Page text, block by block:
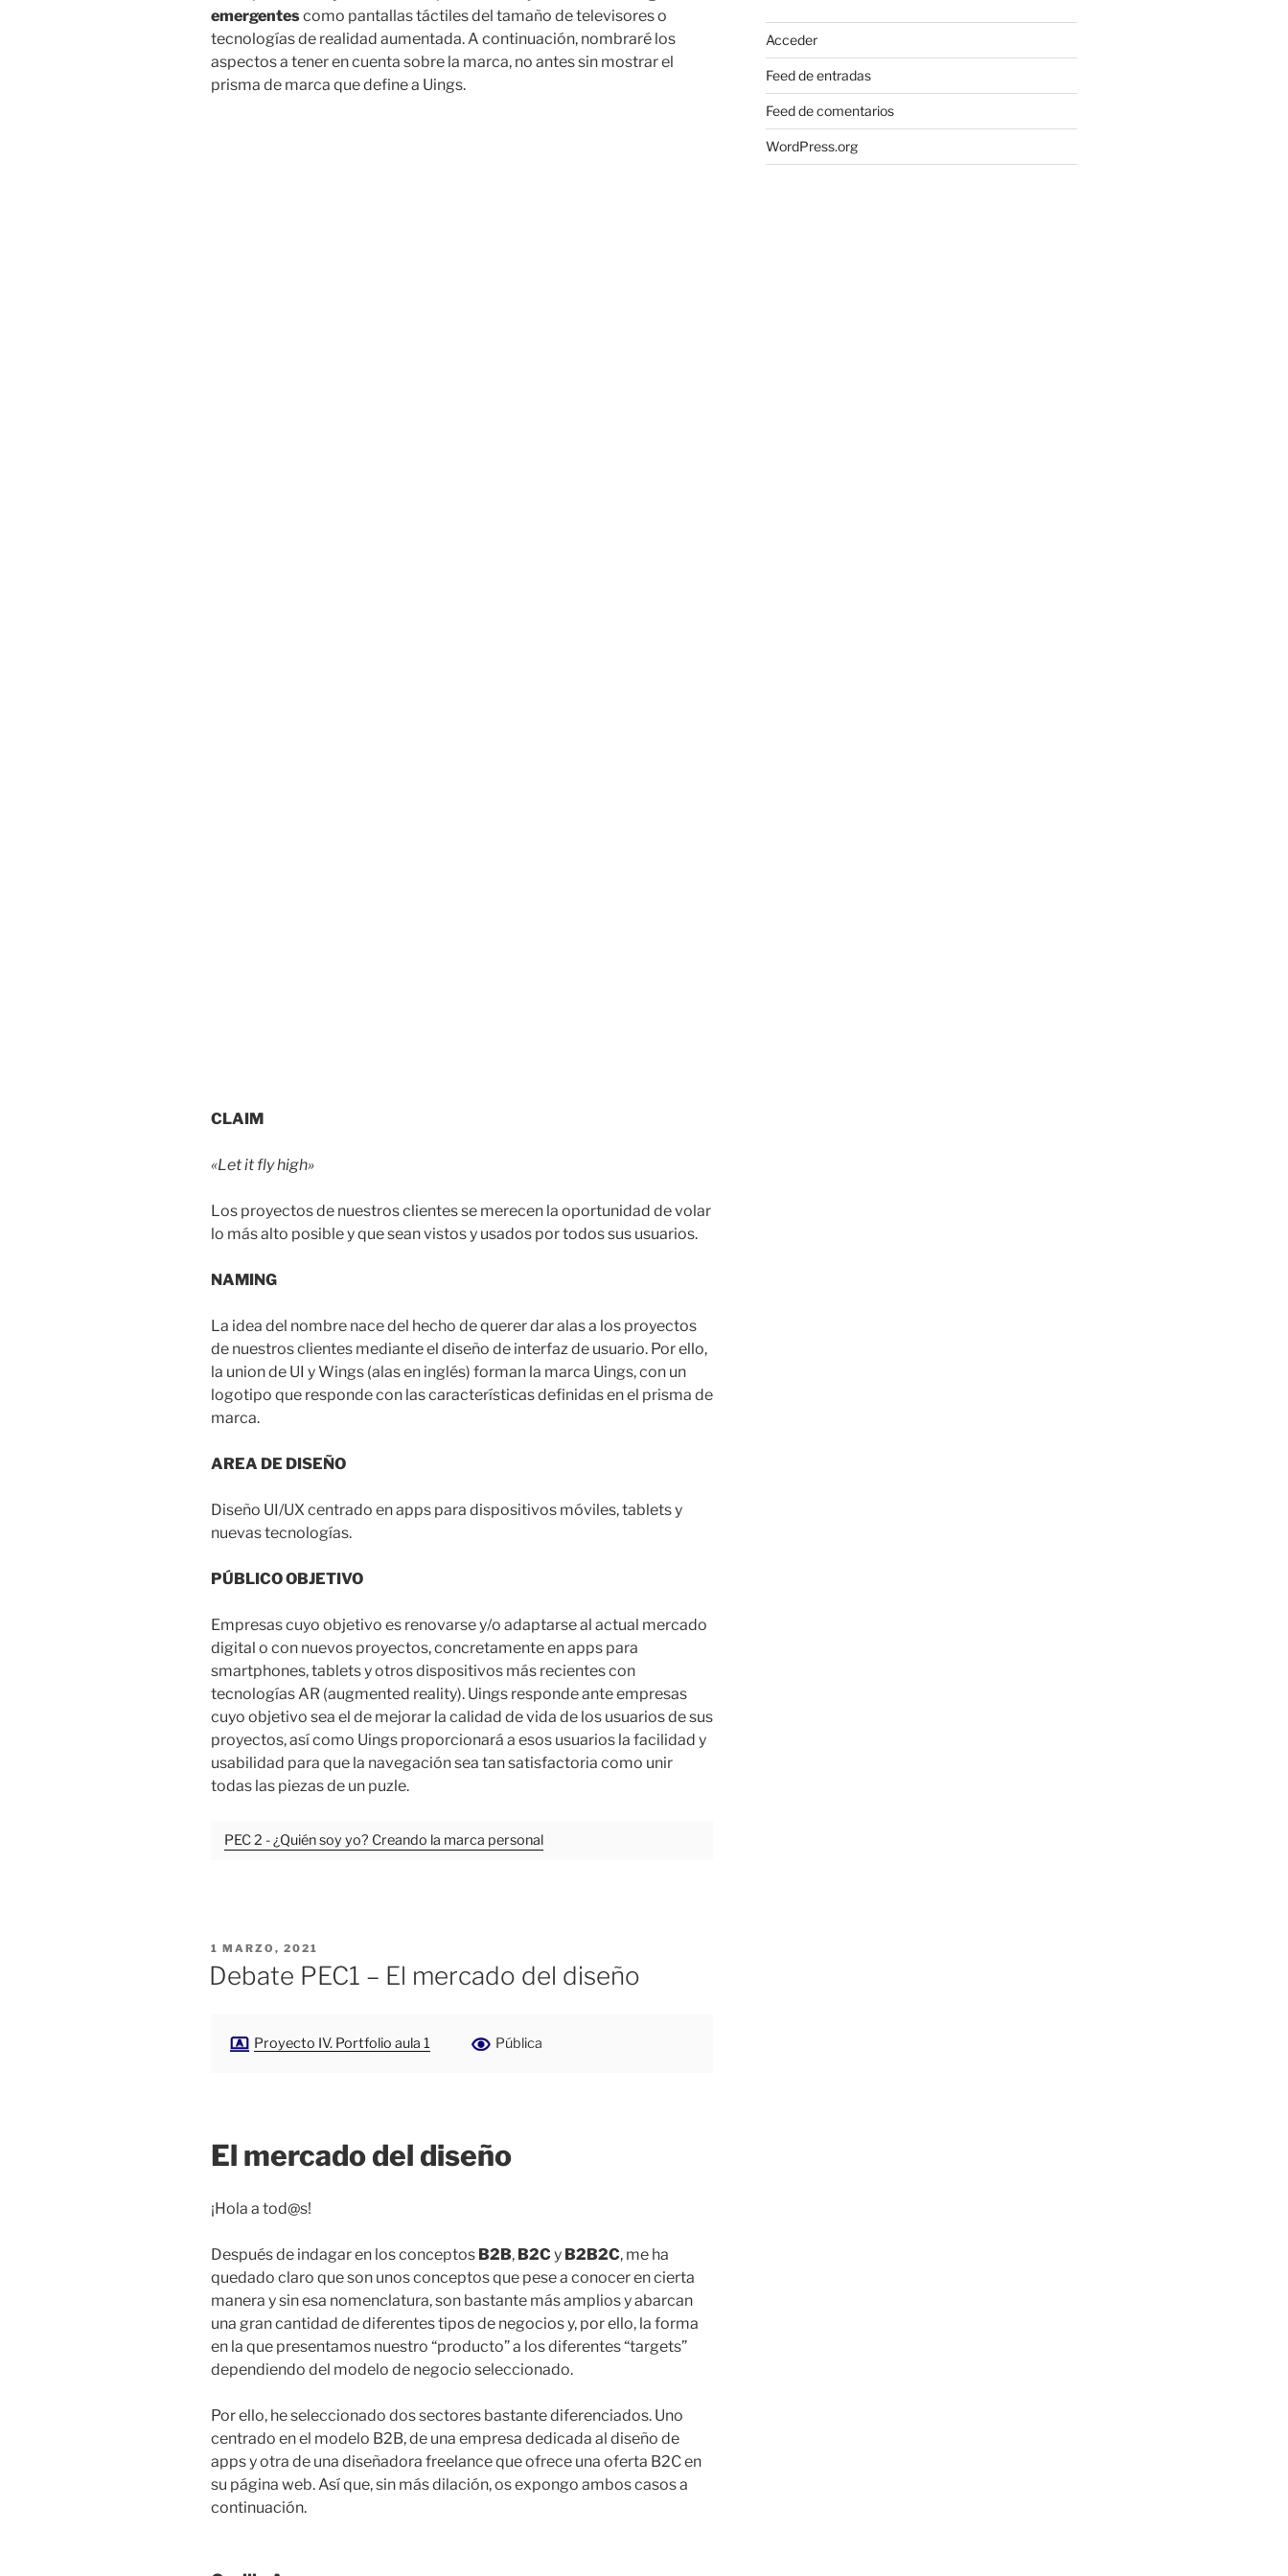
emergentescomo pantallas táctiles del tamaño de televisores o
tecnologías de realidad aumentada. A continuación, nombraré los
aspectos a tener en cuenta sobre la marca, no antes sin mostrar el
prisma de marca que define a Uings.
CLAIM
«Let it fly high»
Los proyectos de nuestros clientes se merecen la oportunidad de volar
lo más alto posible y que sean vistos y usados por todos sus usuarios.
NAMING
La idea del nombre nace del hecho de querer dar alas a los proyectos
de nuestros clientes mediante el diseño de interfaz de usuario. Por ello,
la union de UI y Wings (alas en inglés) forman la marca Uings, con un
logotipo que responde con las características definidas en el prisma de
marca.
AREA DE DISEÑO
Diseño UI/UX centrado en apps para dispositivos móviles, tablets y
nuevas tecnologías.
PÚBLICO OBJETIVO
Empresas cuyo objetivo es renovarse y/o adaptarse al actual mercado
digital o con nuevos proyectos, concretamente en apps para
smartphones, tablets y otros dispositivos más recientes con
tecnologías AR (augmented reality). Uings responde ante empresas
cuyo objetivo sea el de mejorar la calidad de vida de los usuarios de sus
proyectos, así como Uings proporcionará a esos usuarios la facilidad y
usabilidad para que la navegación sea tan satisfactoria como unir
todas las piezas de un puzle.
PEC 2 - ¿Quién soy yo? Creando la marca personal
PUBLICADO
1 MARZO, 2021
Debate PEC1 – El mercado del diseño
Proyecto IV. Portfolio aula 1 Pública
El mercado del diseño
¡Hola a tod@s!
Después de indagar en los conceptos B2B, B2Cy B2B2C, me ha
quedado claro que son unos conceptos que pese a conocer en cierta
manera y sin esa nomenclatura, son bastante más amplios y abarcan
una gran cantidad de diferentes tipos de negocios y, por ello, la forma
en la que presentamos nuestro “producto” a los diferentes “targets”
dependiendo del modelo de negocio seleccionado.
Por ello, he seleccionado dos sectores bastante diferenciados. Uno
centrado en el modelo B2B, de una empresa dedicada al diseño de
apps y otra de una diseñadora freelance que ofrece una oferta B2C en
su página web. Así que, sin más dilación, os expongo ambos casos a
continuación.
Acceder
Feed de entradas
Feed de comentarios
WordPress.org